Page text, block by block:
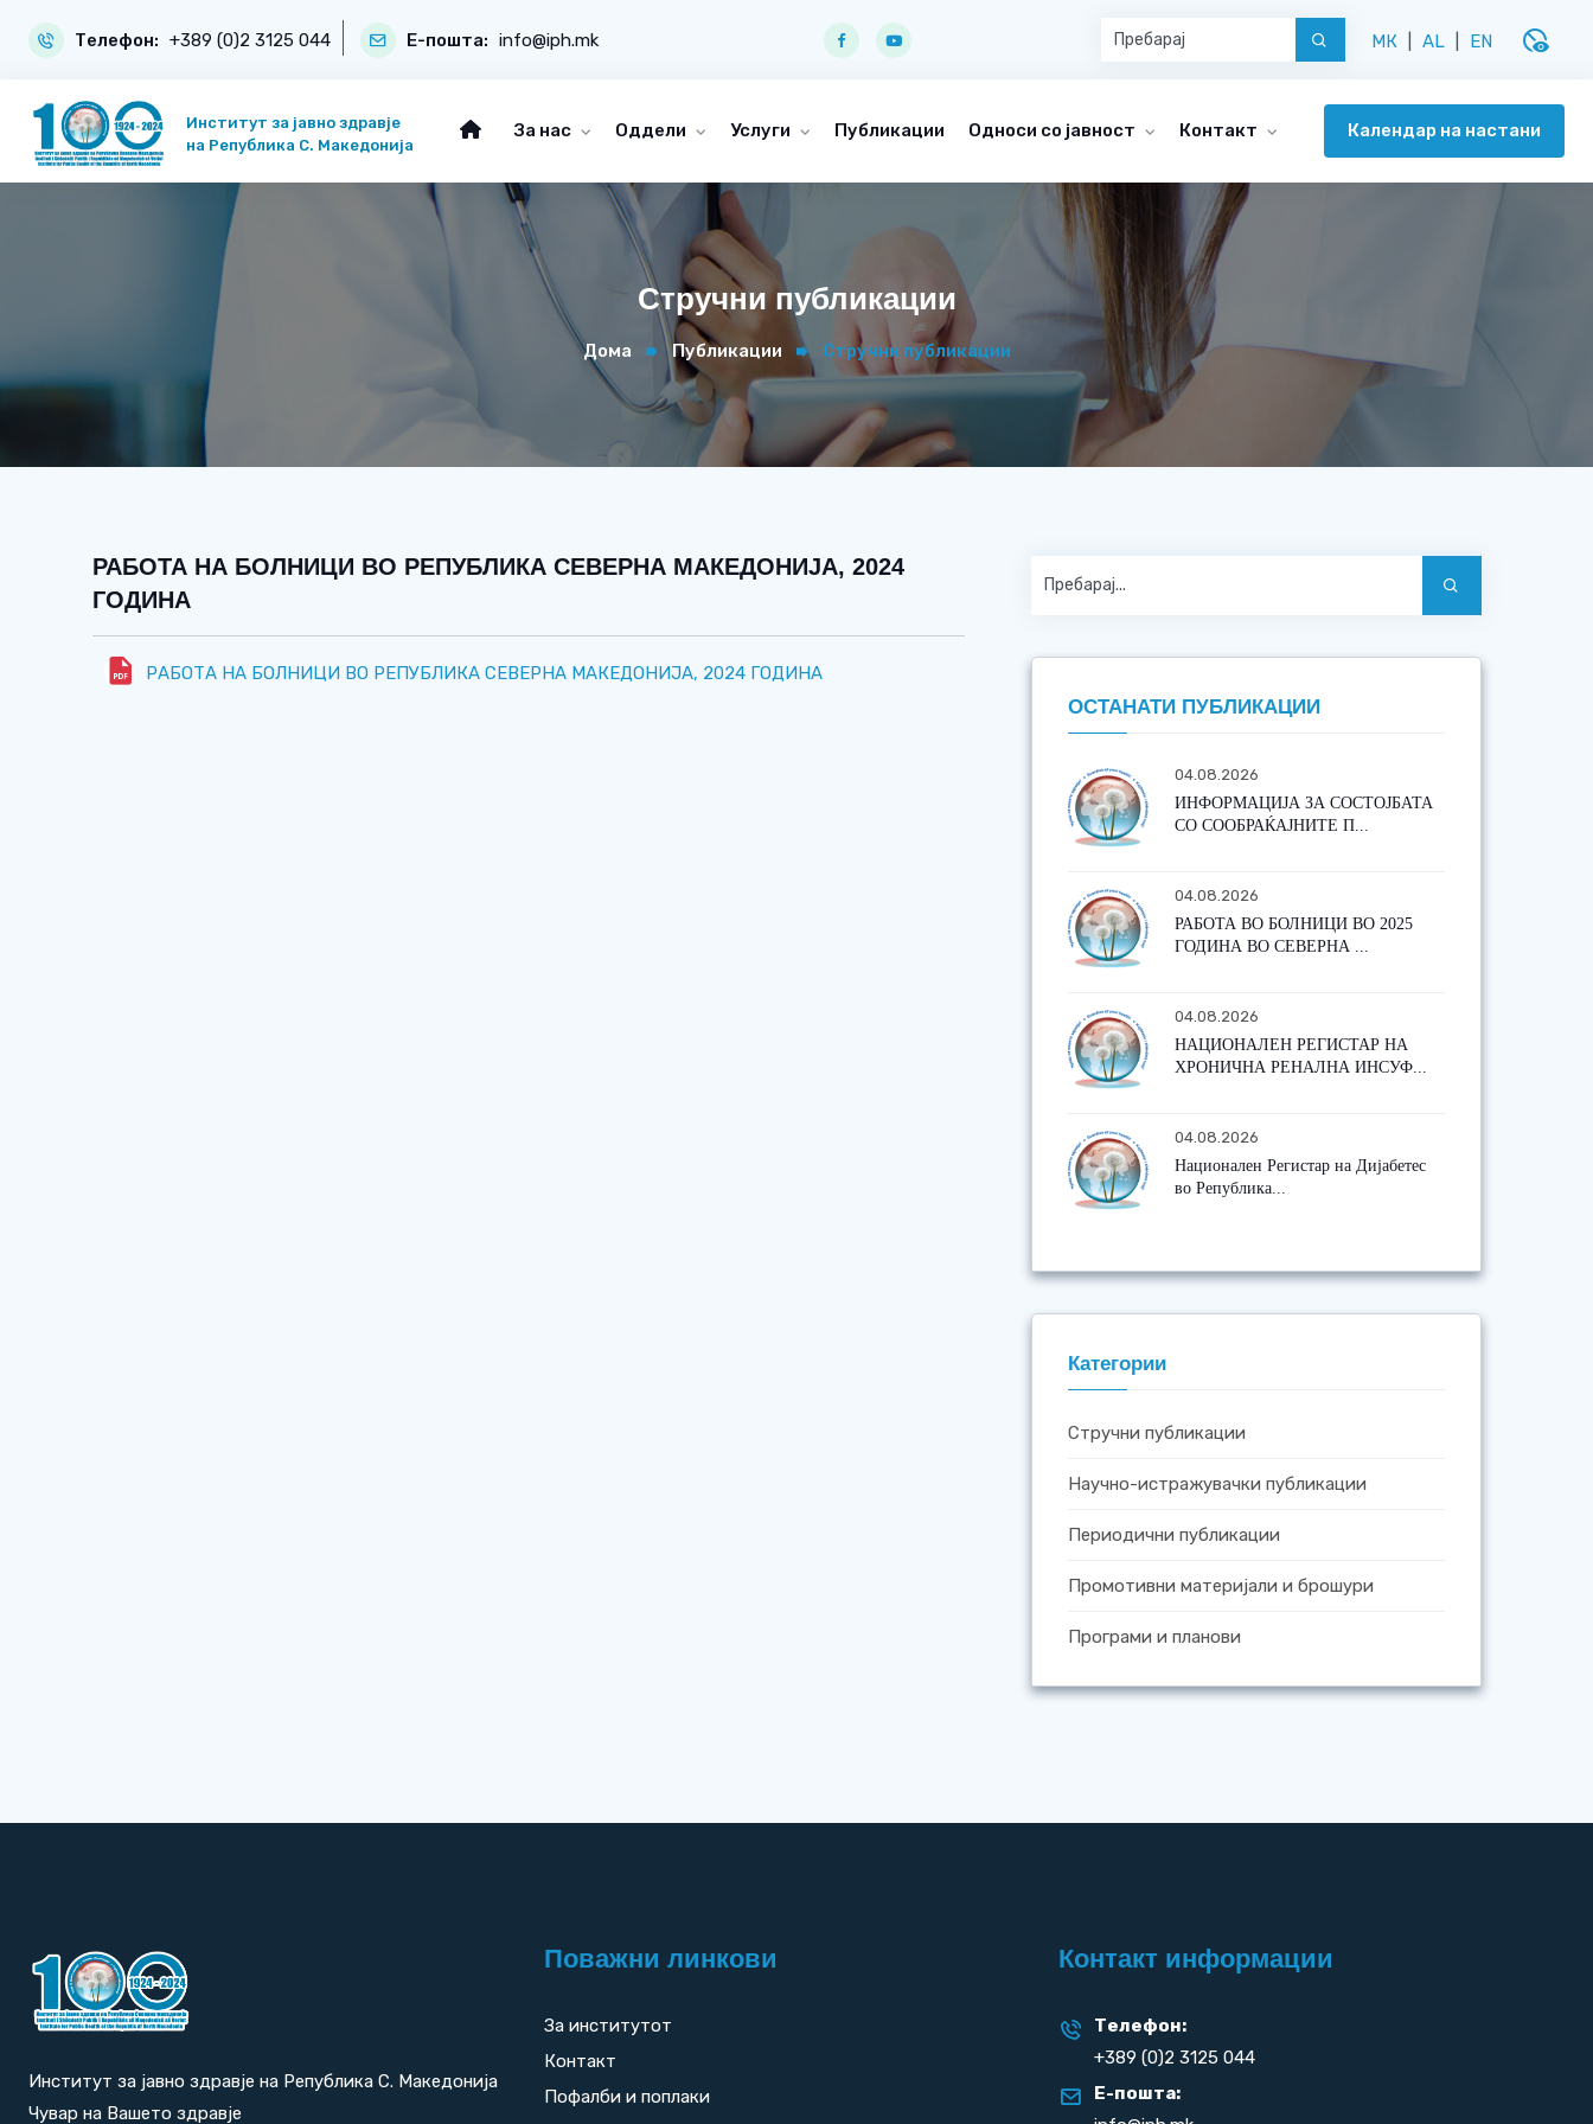
Телефон: +389 (0)2 3125 044 Е-пошта: info@iph.mk МК AL EN disabled_visible
Институт за јавно здравје
на Република С. Македонија
За нас Оддели Услуги Публикации Односи со јавност Контакт Календар на настани
Стручни публикации
Дома Публикации Стручни публикации
РАБОТА НА БОЛНИЦИ ВО РЕПУБЛИКА СЕВЕРНА МАКЕДОНИЈА, 2024
ГОДИНА
РАБОТА НА БОЛНИЦИ ВО РЕПУБЛИКА СЕВЕРНА МАКЕДОНИЈА, 2024 ГОДИНА
ОСТАНАТИ ПУБЛИКАЦИИ
04.08.2026
ИНФОРМАЦИЈА ЗА СОСТОЈБАТА
СО СООБРАЌАЈНИТЕ П...
04.08.2026
РАБОТА ВО БОЛНИЦИ ВО 2025
ГОДИНА ВО СЕВЕРНА ...
04.08.2026
НАЦИОНАЛЕН РЕГИСТАР НА
ХРОНИЧНА РЕНАЛНА ИНСУФ...
04.08.2026
Национален Регистар на Дијабетес
во Република...
Категории
Стручни публикации
Научно-истражувачки публикации
Периодични публикации
Промотивни материјали и брошури
Програми и планови
Институт за јавно здравје на Република С. Македонија
Чувар на Вашето здравје
Поважни линкови
За институтот
Контакт
Пофалби и поплаки
Контакт информации
Телефон:
+389 (0)2 3125 044
Е-пошта: